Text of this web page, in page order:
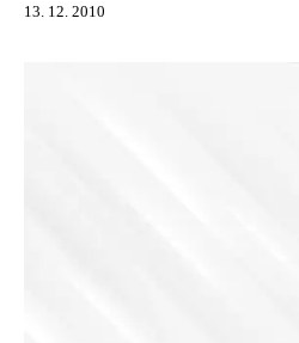
13. 12. 2010